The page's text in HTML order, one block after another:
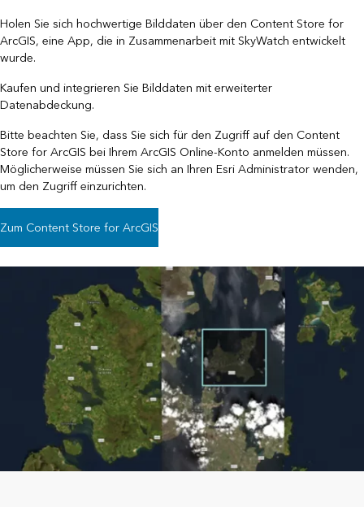
Holen Sie sich hochwertige Bilddaten über den Content Store for
ArcGIS, eine App, die in Zusammenarbeit mit SkyWatch entwickelt
wurde.
Kaufen und integrieren Sie Bilddaten mit erweiterter
Datenabdeckung.
Bitte beachten Sie, dass Sie sich für den Zugriff auf den Content
Store for ArcGIS bei Ihrem ArcGIS Online-Konto anmelden müssen.
Möglicherweise müssen Sie sich an Ihren Esri Administrator wenden,
um den Zugriff einzurichten.
Zum Content Store for ArcGIS